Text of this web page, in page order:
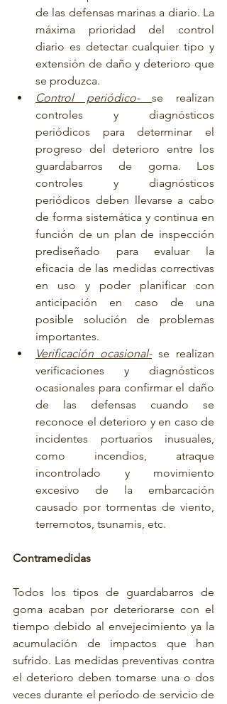
de las defensas marinas a diario. La
máxima prioridad del control
diario es detectar cualquier tipo y
extensión de daño y deterioro que
se produzca.
Control periódico- se realizan
controles y diagnósticos
periódicos para determinar el
progreso del deterioro entre los
guardabarros de goma. Los
controles y diagnósticos
periódicos deben llevarse a cabo
de forma sistemática y continua en
función de un plan de inspección
prediseñado para evaluar la
eficacia de las medidas correctivas
en uso y poder planificar con
anticipación en caso de una
posible solución de problemas
importantes.
Verificación ocasional- se realizan
verificaciones y diagnósticos
ocasionales para confirmar el daño
de las defensas cuando se
reconoce el deterioro y en caso de
incidentes portuarios inusuales,
como incendios, atraque
incontrolado y movimiento
excesivo de la embarcación
causado por tormentas de viento,
terremotos, tsunamis, etc.
Contramedidas
Todos los tipos de guardabarros de
goma acaban por deteriorarse con el
tiempo debido al envejecimiento ya la
acumulación de impactos que han
sufrido. Las medidas preventivas contra
el deterioro deben tomarse una o dos
veces durante el período de servicio de